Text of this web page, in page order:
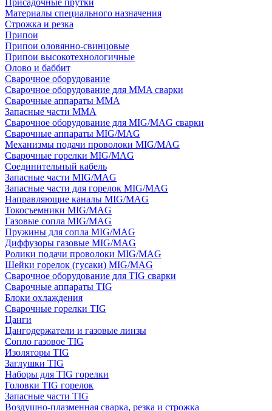
Присадочные прутки
Материалы специального назначения
Строжка и резка
Припои
Припои оловянно-свинцовые
Припои высокотехнологичные
Олово и баббит
Сварочное оборудование
Сварочное оборудование для MMA сварки
Сварочные аппараты MMA
Запасные части MMA
Сварочное оборудование для MIG/MAG сварки
Сварочные аппараты MIG/MAG
Механизмы подачи проволоки MIG/MAG
Сварочные горелки MIG/MAG
Соединительный кабель
Запасные части MIG/MAG
Запасные части для горелок MIG/MAG
Направляющие каналы MIG/MAG
Токосъемники MIG/MAG
Газовые сопла MIG/MAG
Пружины для сопла MIG/MAG
Диффузоры газовые MIG/MAG
Ролики подачи проволоки MIG/MAG
Шейки горелок (гусаки) MIG/MAG
Сварочное оборудование для TIG сварки
Сварочные аппараты TIG
Блоки охлаждения
Сварочные горелки TIG
Цанги
Цангодержатели и газовые линзы
Сопло газовое TIG
Изоляторы TIG
Заглушки TIG
Наборы для TIG горелки
Головки TIG горелок
Запасные части TIG
Воздушно-плазменная сварка, резка и строжка